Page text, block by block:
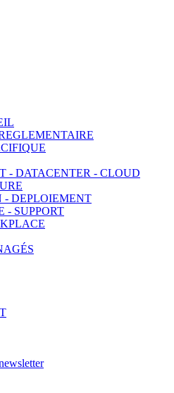
- DATACENTER - CLOUD
- DEPLOIEMENT
- SUPPORT